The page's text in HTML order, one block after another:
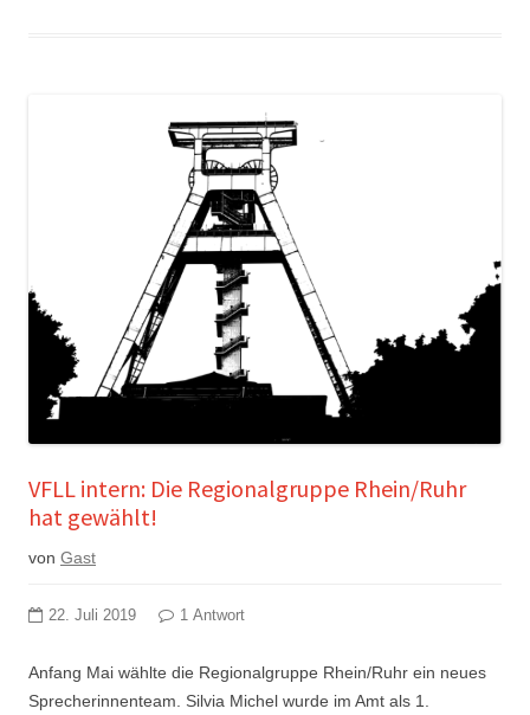
VFLL intern: Die Regionalgruppe Rhein/Ruhr
hat gewählt!
von Gast
22. Juli 2019 1 Antwort
Anfang Mai wählte die Regionalgruppe Rhein/Ruhr ein neues
Sprecherinnenteam. Silvia Michel wurde im Amt als 1.